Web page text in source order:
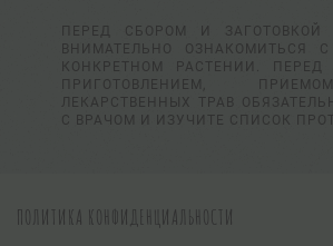
ПЕРЕД СБОРОМ И ЗАГОТОВКОЙ
ВНИМАТЕЛЬНО ОЗНАКОМИТЬСЯ
КОНКРЕТНОМ РАСТЕНИИ. ПЕРЕД
ПРИГОТОВЛЕНИЕМ,
ЛЕКАРСТВЕННЫХ ТРАВ
С ВРАЧОМ И ИЗУЧИТЕ СПИСОК
ПОЛИТИКА КОНФИДЕНЦИАЛЬНОСТИ